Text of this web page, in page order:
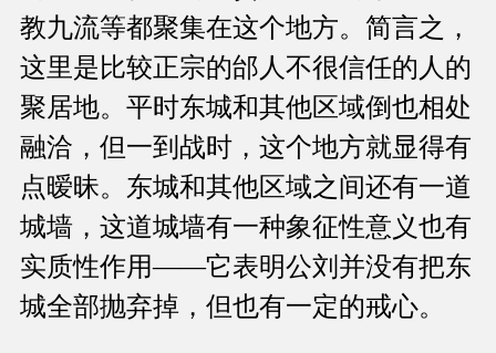
教九流等都聚集在这个地方。简言之，
这里是比较正宗的邰人不很信任的人的
聚居地。平时东城和其他区域倒也相处
融洽，但一到战时，这个地方就显得有
点暧昧。东城和其他区域之间还有一道
城墙，这道城墙有一种象征性意义也有
实质性作用——它表明公刘并没有把东
城全部抛弃掉，但也有一定的戒心。